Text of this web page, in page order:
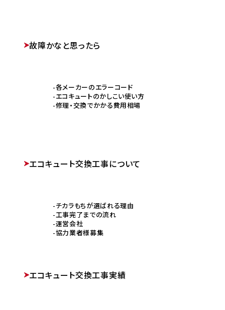
故障かなと思ったら
各メーカーのエラーコード
エコキュートのかしこい使い方
修理・交換でかかる費用相場
エコキュート交換工事について
チカラもちが選ばれる理由
工事完了までの流れ
運営会社
協力業者様募集
エコキュート交換工事実績